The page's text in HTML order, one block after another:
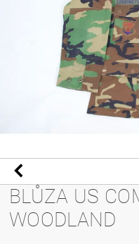
BLŮZA US
WOODLAND